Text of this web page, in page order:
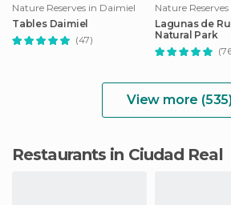
Nature Reserves in Daimiel
Tables Daimiel
(47)
Nature
Lagunas de
Natural Park
View more (535)
Restaurants in Ciudad Real